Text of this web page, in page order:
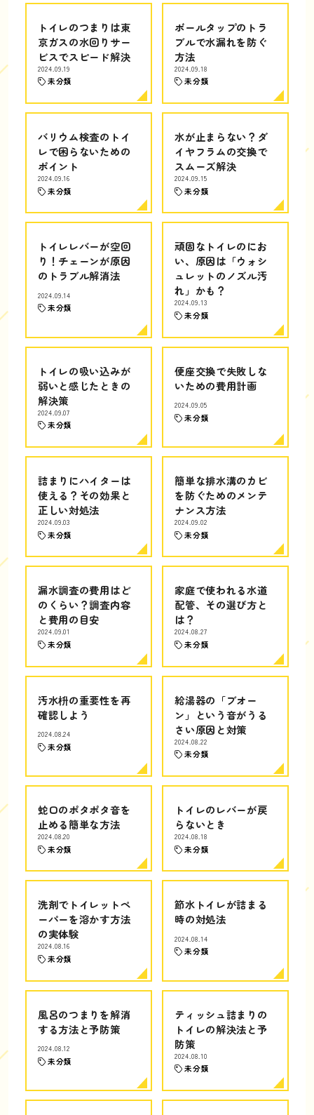
トイレのつまりは東
京ガスの水回りサー
ビスでスピード解決
2024.09.19
未分類
ボールタップのトラ
ブルで水漏れを防ぐ
方法
2024.09.18
未分類
バリウム検査のトイ
レで困らないための
ポイント
2024.09.16
未分類
水が止まらない？ダ
イヤフラムの交換で
スムーズ解決
2024.09.15
未分類
トイレレバーが空回
り！チェーンが原因
のトラブル解消法
2024.09.14
未分類
頑固なトイレのにお
い、原因は「ウォシ
ュレットのノズル汚
れ」かも？
2024.09.13
未分類
トイレの吸い込みが
弱いと感じたときの
解決策
2024.09.07
未分類
便座交換で失敗しな
いための費用計画
2024.09.05
未分類
詰まりにハイターは
使える？その効果と
正しい対処法
2024.09.03
未分類
簡単な排水溝のカビ
を防ぐためのメンテ
ナンス方法
2024.09.02
未分類
漏水調査の費用はど
のくらい？調査内容
と費用の目安
2024.09.01
未分類
家庭で使われる水道
配管、その選び方と
は？
2024.08.27
未分類
汚水枡の重要性を再
確認しよう
2024.08.24
未分類
給湯器の「ブオー
ン」という音がうる
さい原因と対策
2024.08.22
未分類
蛇口のポタポタ音を
止める簡単な方法
2024.08.20
未分類
トイレのレバーが戻
らないとき
2024.08.18
未分類
洗剤でトイレットペ
ーパーを溶かす方法
の実体験
2024.08.16
未分類
節水トイレが詰まる
時の対処法
2024.08.14
未分類
風呂のつまりを解消
する方法と予防策
2024.08.12
未分類
ティッシュ詰まりの
トイレの解決法と予
防策
2024.08.10
未分類